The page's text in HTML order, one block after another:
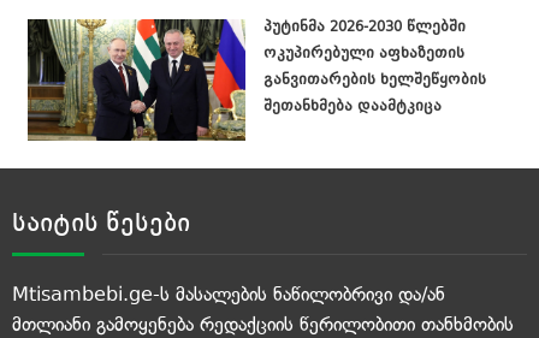
პუტინმა 2026-2030 წლებში
ოკუპირებული აფხაზეთის
განვითარების ხელშეწყობის
შეთანხმება დაამტკიცა
საიტის წესები
Mtisambebi.ge-ს მასალების ნაწილობრივი და/ან
მთლიანი გამოყენება რედაქციის წერილობითი თანხმობის